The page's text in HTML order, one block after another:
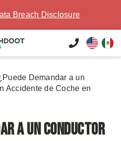
Breach Disclosure
Demandar a un
Accidente de Coche en
a un Conductor